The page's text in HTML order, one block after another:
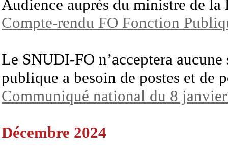
Audience auprès du ministre de
Compte-rendu FO Fonction
Le SNUDI-FO n’acceptera
publique a besoin de postes et de
Communiqué national du 8
Décembre 2024